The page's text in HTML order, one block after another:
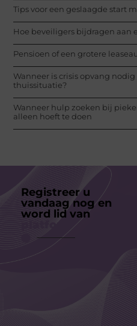
Tips voor een geslaagde start
Hoe beveiligers bijdragen aan
Pensioen of een grotere
Wanneer is crisis opvang
thuissituatie?
Wanneer hulp zoeken bij
alleen hoeft te doen
Registreer u
vandaag nog en
word lid van